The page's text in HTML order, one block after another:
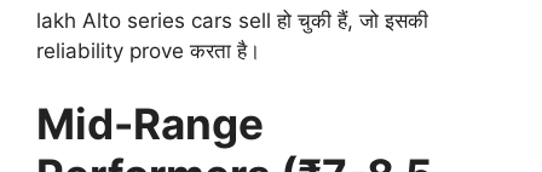
lakh Alto series cars sell हो चुकी हैं, जो इसकी
reliability prove करता है।
Mid-Range